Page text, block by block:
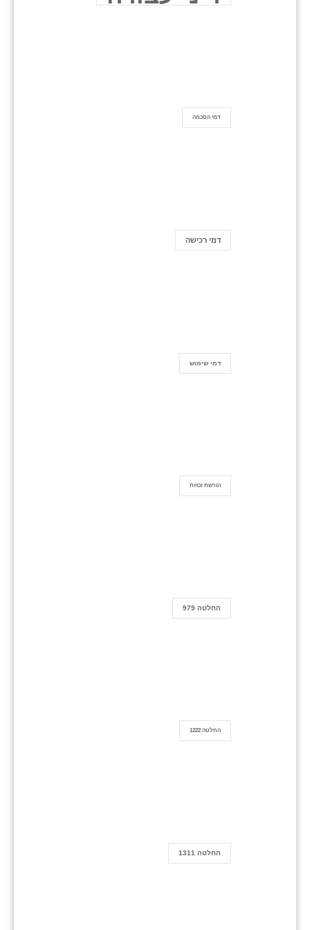
דמי הסכמה
דמי רכישה
דמי שימוש
הורשת זכויות
החלטה 979
החלטה 1222
החלטה 1311